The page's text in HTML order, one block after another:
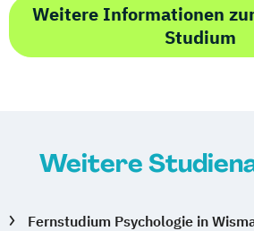
Weitere Informationen
Studium
Weitere
Fernstudium Psychologie in